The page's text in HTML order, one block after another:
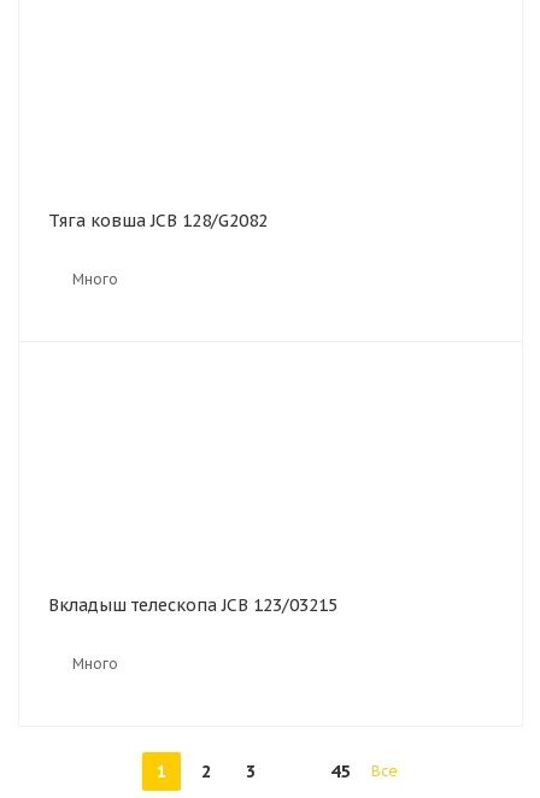
Тяга ковша JCB 128/G2082
Много
Вкладыш телескопа JCB 123/03215
Много
1 2 3 45 Все